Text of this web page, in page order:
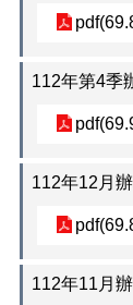
所
位
置
課
112年第4季
112年12月
112年11月